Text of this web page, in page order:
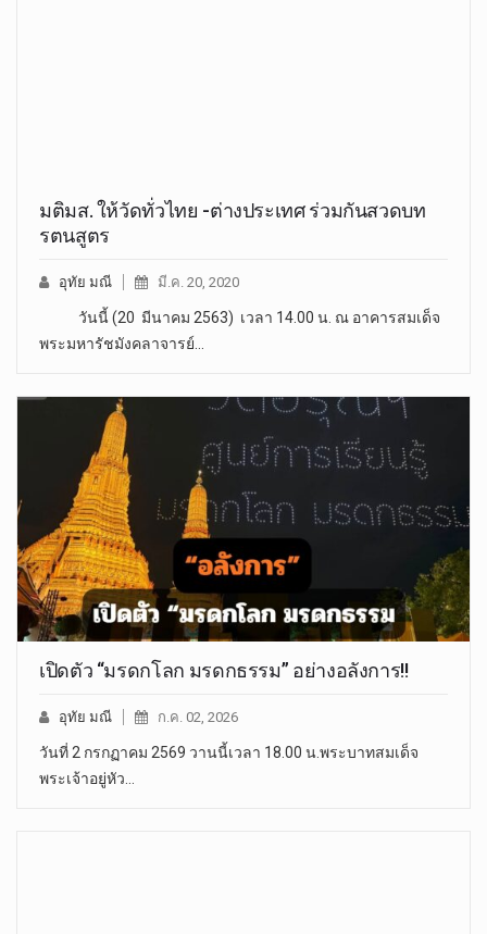
มติมส. ให้วัดทั่วไทย -ต่างประเทศ ร่วมกันสวดบท
รตนสูตร
อุทัย มณี มี.ค. 20, 2020
วันนี้ (20 มีนาคม 2563) เวลา 14.00 น. ณ อาคารสมเด็จ
พระมหารัชมังคลาจารย์…
เปิดตัว “มรดกโลก มรดกธรรม” อย่างอลังการ!!
อุทัย มณี ก.ค. 02, 2026
วันที่ 2 กรกฏาคม 2569 วานนี้เวลา 18.00 น.พระบาทสมเด็จ
พระเจ้าอยู่หัว…